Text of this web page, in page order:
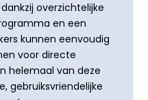
overzichtelijke
en een
kunnen eenvoudig
voor directe
helemaal van deze
gebruiksvriendelijke